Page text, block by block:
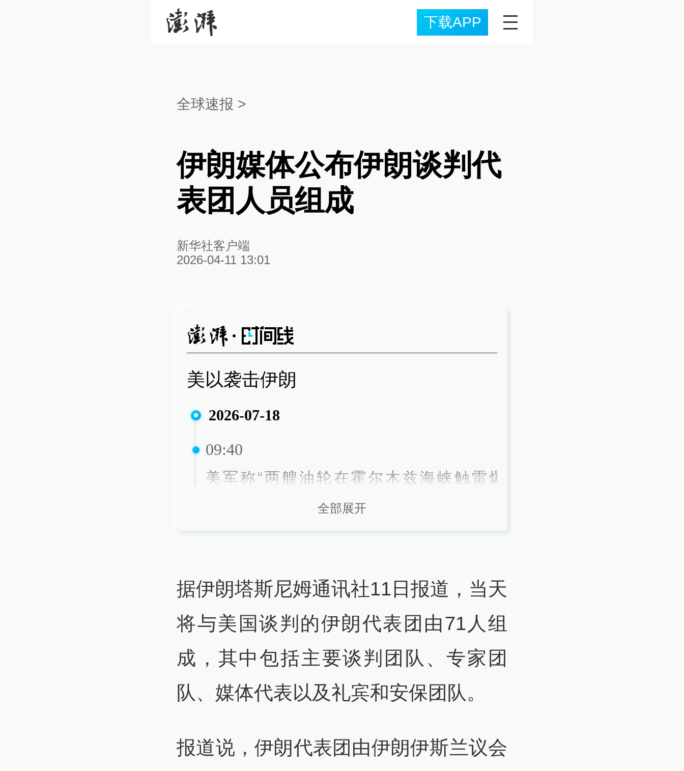
下载APP
全球速报 >
伊朗媒体公布伊朗谈判代
表团人员组成
新华社客户端
2026-04-11 13:01
美以袭击伊朗
2026-07-18
09:40
美军称“两艘油轮在霍尔木兹海峡触雷爆
伊朗革命卫队：两艘油轮穿越霍尔木兹海峡
南部雷区后爆炸起火
查看详情
07:31
伊朗交通基础设施遭美军袭击
查看详情
07:23
全部展开
据伊朗塔斯尼姆通讯社11日报道，当天
将与美国谈判的伊朗代表团由71人组
成，其中包括主要谈判团队、专家团
队、媒体代表以及礼宾和安保团队。
报道说，伊朗代表团由伊朗伊斯兰议会